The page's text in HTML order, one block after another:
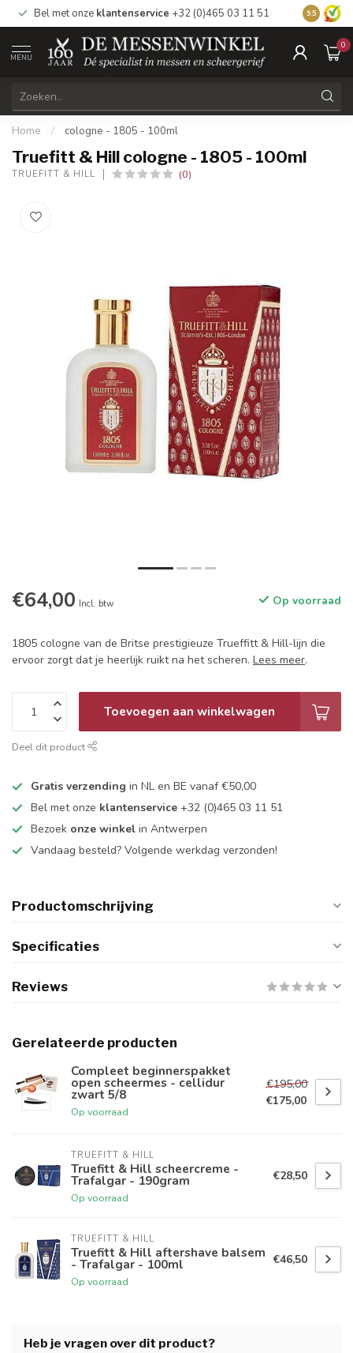
Bel met onze klantenservice +32 (0)465 03 11 51 Bezoek
9.5
MENU
0
Home / cologne - 1805 - 100ml
Truefitt & Hill cologne - 1805 - 100ml
TRUEFITT & HILL (0)
€64,00 Incl. btw Op voorraad
1805 cologne van de Britse prestigieuze Trueffitt & Hill-lijn die
ervoor zorgt dat je heerlijk ruikt na het scheren. Lees meer.
Toevoegen aan winkelwagen
Deel dit product
Gratis verzending in NL en BE vanaf €50,00
Bel met onze klantenservice +32 (0)465 03 11 51
Bezoek onze winkel in Antwerpen
Vandaag besteld? Volgende werkdag verzonden!
Productomschrijving
Specificaties
Reviews
Gerelateerde producten
Compleet beginnerspakket
open scheermes - cellidur
zwart 5/8
Op voorraad
€195,00
€175,00
TRUEFITT & HILL
Truefitt & Hill scheercreme -
Trafalgar - 190gram
Op voorraad
€28,50
TRUEFITT & HILL
Truefitt & Hill aftershave balsem
- Trafalgar - 100ml
Op voorraad
€46,50
Heb je vragen over dit product?